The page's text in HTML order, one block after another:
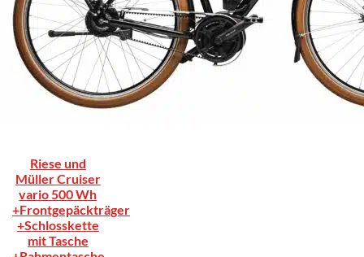
Riese und
Müller Cruiser
vario 500 Wh
+Frontgepäckträger
+Schlosskette
mit Tasche